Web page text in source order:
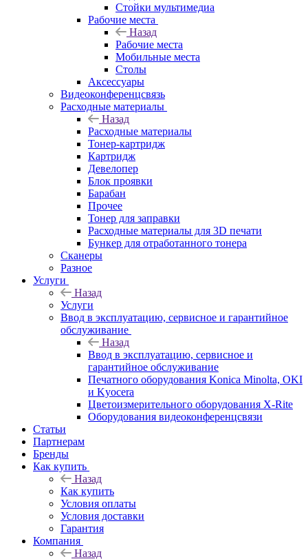
Стойки мультимедиа
Рабочие места
Назад
Рабочие места
Мобильные места
Столы
Аксессуары
Видеоконференцсвязь
Расходные материалы
Назад
Расходные материалы
Тонер-картридж
Картридж
Девелопер
Блок проявки
Барабан
Прочее
Тонер для заправки
Расходные материалы для 3D печати
Бункер для отработанного тонера
Сканеры
Разное
Услуги
Назад
Услуги
Ввод в эксплуатацию, сервисное и гарантийное
обслуживание
Назад
Ввод в эксплуатацию, сервисное и
гарантийное обслуживание
Печатного оборудования Konica Minolta, OKI
и Kyocera
Цветоизмерительного оборудования X-Rite
Оборудования видеоконференцсвязи
Статьи
Партнерам
Бренды
Как купить
Назад
Как купить
Условия оплаты
Условия доставки
Гарантия
Компания
Назад